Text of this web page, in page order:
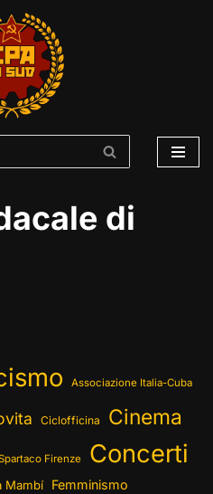
di
Associazione Italia-Cuba
Ciclofficina Cinema
Firenze Concerti
Mambí Femminismo